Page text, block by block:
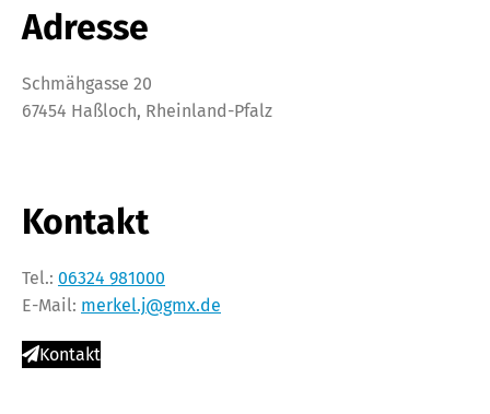
Adresse
Schmähgasse 20
67454 Haßloch, Rheinland-Pfalz
Kontakt
Tel.: 06324 981000
E-Mail: merkel.j@gmx.de
Kontakt